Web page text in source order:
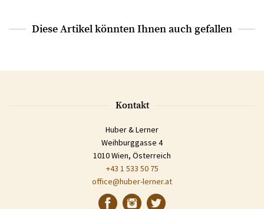
Diese Artikel könnten Ihnen auch gefallen
Kontakt
Huber & Lerner
Weihburggasse 4
1010 Wien, Österreich
+43 1 533 50 75
office@huber-lerner.at